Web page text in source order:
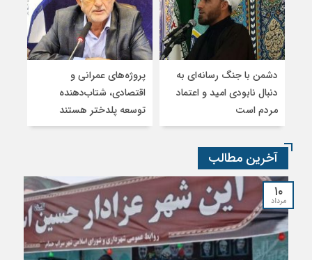
دشمن با جنگ رسانه‌ای به
دنبال نابودی امید و اعتماد
مردم است
پروژه‌های عمرانی و
اقتصادی، شتاب‌دهنده
توسعه پلدختر هستند
آخرین مطالب
۱۰
مرداد